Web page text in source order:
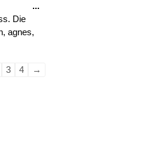
Die
agnes,
...
3 4 →